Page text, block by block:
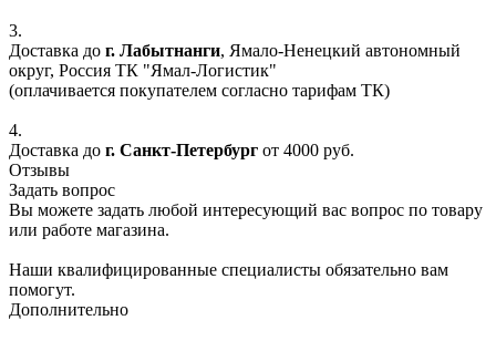
3.
Доставка до г. Лабытнанги, Ямало-Ненецкий автономный
округ, Россия ТК "Ямал-Логистик"
(оплачивается покупателем согласно тарифам ТК)
4.
Доставка до г. Санкт-Петербург от 4000 руб.
Отзывы
Задать вопрос
Вы можете задать любой интересующий вас вопрос по товару
или работе магазина.
Наши квалифицированные специалисты обязательно вам
помогут.
Дополнительно